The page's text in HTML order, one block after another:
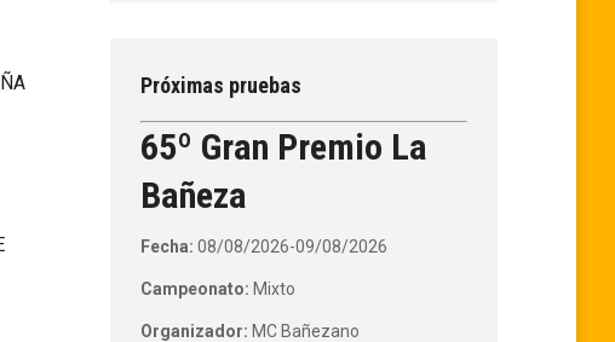
Próximas pruebas
65º Gran Premio La
Bañeza
Fecha: 08/08/2026-09/08/2026
Campeonato: Mixto
Organizador: MC Bañezano